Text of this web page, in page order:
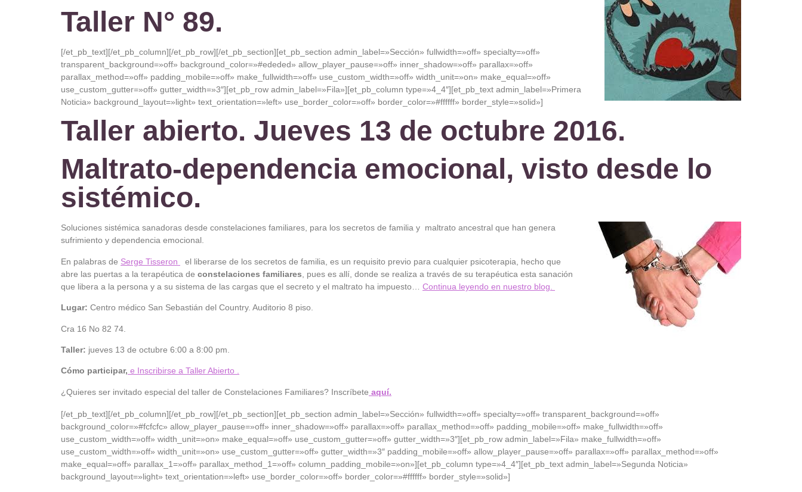
Taller N° 89.
[/et_pb_text][/et_pb_column][/et_pb_row][/et_pb_section][et_pb_section admin_label=»Sección» fullwidth=»off» specialty=»off»
transparent_background=»off» background_color=»#ededed» allow_player_pause=»off» inner_shadow=»off» parallax=»off»
parallax_method=»off» padding_mobile=»off» make_fullwidth=»off» use_custom_width=»off» width_unit=»on» make_equal=»off»
use_custom_gutter=»off» gutter_width=»3″][et_pb_row admin_label=»Fila»][et_pb_column type=»4_4″][et_pb_text admin_label=»Primera
Noticia» background_layout=»light» text_orientation=»left» use_border_color=»off» border_color=»#ffffff» border_style=»solid»]
Taller abierto. Jueves 13 de octubre 2016.
Maltrato-dependencia emocional, visto desde lo
sistémico.
Soluciones sistémica sanadoras desde constelaciones familiares, para los secretos de familia y maltrato ancestral que han genera
sufrimiento y dependencia emocional.
En palabras de Serge Tisseron
el liberarse de los secretos de familia, es un requisito previo para cualquier psicoterapia, hecho que
abre las puertas a la terapéutica de constelaciones familiares , pues es allí, donde se realiza a través de su terapéutica esta sanación
que libera a la persona y a su sistema de las cargas que el secreto y el maltrato ha impuesto… Continua leyendo en nuestro blog.
Lugar: Centro médico San Sebastián del Country. Auditorio 8 piso.
Cra 16 No 82 74.
Taller: jueves 13 de octubre 6:00 a 8:00 pm.
Cómo participar, e Inscribirse a Taller Abierto .
¿Quieres ser invitado especial del taller de Constelaciones Familiares? Inscríbete aquí.
[/et_pb_text][/et_pb_column][/et_pb_row][/et_pb_section][et_pb_section admin_label=»Sección» fullwidth=»off» specialty=»off» transparent_background=»off»
background_color=»#fcfcfc» allow_player_pause=»off» inner_shadow=»off» parallax=»off» parallax_method=»off» padding_mobile=»off» make_fullwidth=»off»
use_custom_width=»off» width_unit=»on» make_equal=»off» use_custom_gutter=»off» gutter_width=»3″][et_pb_row admin_label=»Fila» make_fullwidth=»off»
use_custom_width=»off» width_unit=»on» use_custom_gutter=»off» gutter_width=»3″ padding_mobile=»off» allow_player_pause=»off» parallax=»off» parallax_method=»off»
make_equal=»off» parallax_1=»off» parallax_method_1=»off» column_padding_mobile=»on»][et_pb_column type=»4_4″][et_pb_text admin_label=»Segunda Noticia»
background_layout=»light» text_orientation=»left» use_border_color=»off» border_color=»#ffffff» border_style=»solid»]